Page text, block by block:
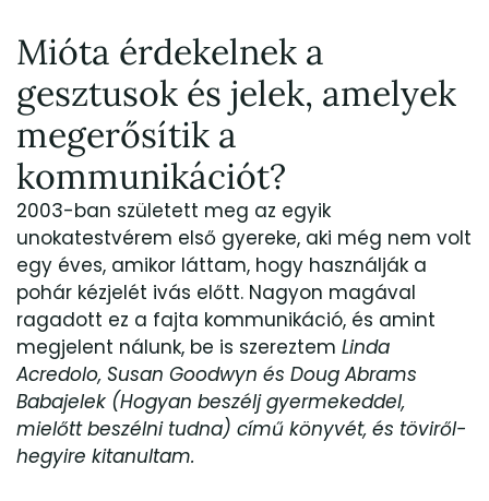
Mióta érdekelnek a
gesztusok és jelek, amelyek
megerősítik a
kommunikációt?
2003-ban született meg az egyik
unokatestvérem első gyereke, aki még nem volt
egy éves, amikor láttam, hogy használják a
pohár kézjelét ivás előtt. Nagyon magával
ragadott ez a fajta kommunikáció, és amint
megjelent nálunk, be is szereztem Linda
Acredolo, Susan Goodwyn és Doug Abrams
Babajelek (Hogyan beszélj gyermekeddel,
mielőtt beszélni tudna) című könyvét, és töviről-
hegyire kitanultam.